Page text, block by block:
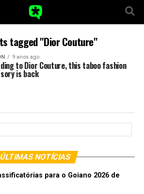
tagged "Dior Couture"
9 anos ago
to Dior Couture, this taboo fashion
is back
ÚLTIMAS NOTÍCIAS
para o Goiano 2026 de